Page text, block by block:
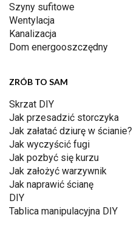
Szyny sufitowe
Wentylacja
Kanalizacja
Dom energooszczędny
ZRÓB TO SAM
Skrzat DIY
Jak przesadzić storczyka
Jak załatać dziurę w ścianie?
Jak wyczyścić fugi
Jak pozbyć się kurzu
Jak założyć warzywnik
Jak naprawić ścianę
DIY
Tablica manipulacyjna DIY